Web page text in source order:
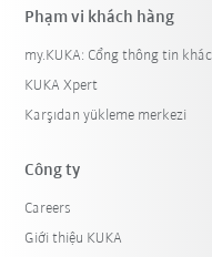
Phạm vi khách hàng
my.KUKA: Cổng thông tin
KUKA Xpert
Karşıdan yükleme merkezi
Công ty
Careers
Giới thiệu KUKA